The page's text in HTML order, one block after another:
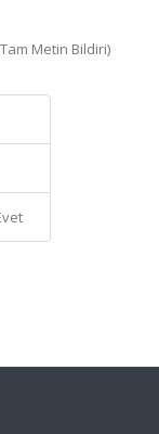
Metin Bildiri)